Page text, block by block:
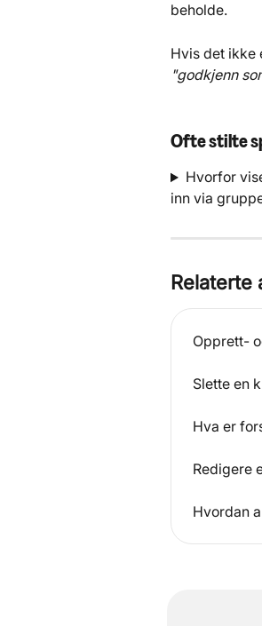
beholde.
Hvis det ikke
"godkjenn
Ofte stilte
Hvorfor
inn via
Relaterte
Opprett-
Slette en
Hva er
Redigere
Hvordan